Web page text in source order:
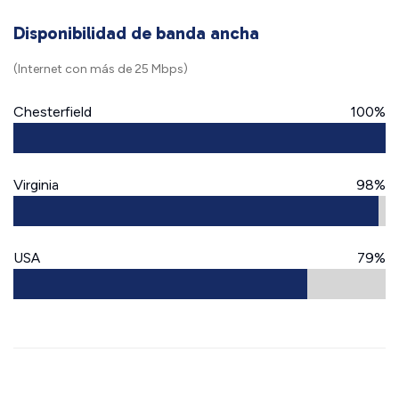
Disponibilidad de banda ancha
(Internet con más de 25 Mbps)
Chesterfield 100%
Virginia 98%
USA 79%